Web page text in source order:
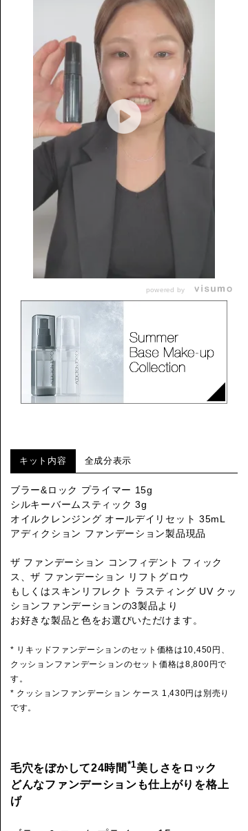
powered by
キット内容 全成分表示
ブラー&ロック プライマー 15g
シルキーバームスティック 3g
オイルクレンジング オールデイリセット 35mL
アディクション ファンデーション製品現品
ザ ファンデーション コンフィデント フィック
ス、ザ ファンデーション リフトグロウ
もしくはスキンリフレクト ラスティング UV クッ
ションファンデーションの3製品より
お好きな製品と色をお選びいただけます。
* リキッドファンデーションのセット価格は10,450円、
クッションファンデーションのセット価格は8,800円で
す。
* クッションファンデーション ケース 1,430円は別売り
です。
毛穴をぼかして24時間 *1美しさをロック
どんなファンデーションも仕上がりを格上
げ